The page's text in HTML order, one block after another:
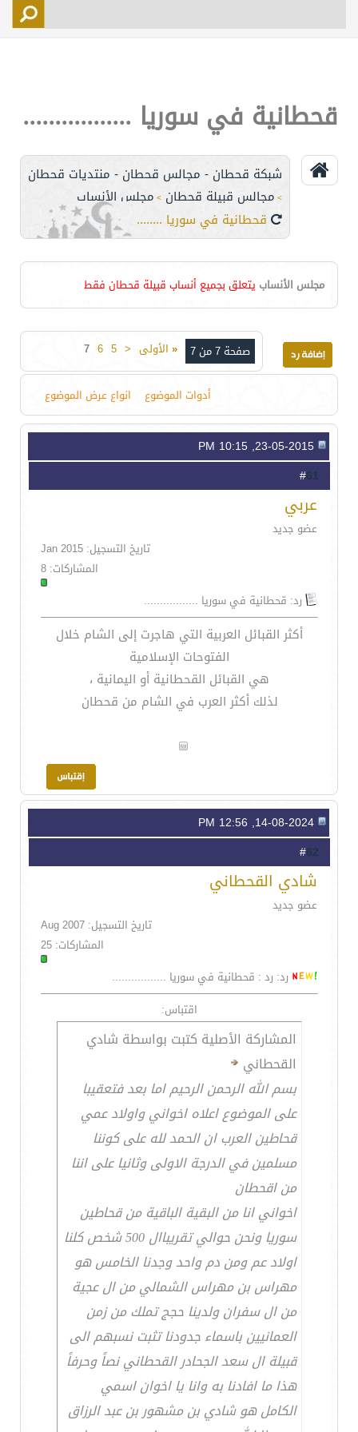
اتصل بنا
قحطانية في سوريا .................
شبكة قحطان - مجالس قحطان - منتديات قحطان
> مجالس قبيلة قحطان > مجلس الأنساب
قحطانية في سوريا .................
مجلس الأنساب يتعلق بجميع أنساب قبيلة قحطان فقط
صفحة 7 من 7 « الأولى <
5
6
7
أدوات الموضوع انواع عرض الموضوع
61
عربي
عضو جديد
تاريخ التسجيل: Jan 2015
المشاركات: 8
رد: قحطانية في سوريا .................
أكثر القبائل العربية التي هاجرت إلى الشام خلال
الفتوحات الإسلامية
هي القبائل القحطانية أو اليمانية ،
لذلك أكثر العرب في الشام من قحطان
62
شادي القحطاني
عضو جديد
تاريخ التسجيل: Aug 2007
المشاركات: 25
رد: رد : قحطانية في سوريا .................
اقتباس:
المشاركة الأصلية كتبت بواسطة شادي
القحطاني
بسم الله الرحمن الرحيم اما بعد فتعقيبا
على الموضوع اعلاه اخواني واولاد عمي
قحاطين العرب ان الحمد لله على كوننا
مسلمين في الدرجة الاولى وثانيا على اننا
من اقحطان
اخواني انا من البقية الباقية من قحاطين
سوريا ونحن حوالي تقريباال 500 شخص كلنا
اولاد عم ومن دم واحد وجدنا الخامس هو
مهراس بن مهراس الشمالي من ال عجية
من ال سفران ولدينا حجج تملك من زمن
العمانيين باسماء جدودنا تثبت نسبهم الى
قبيلة ال سعد الجحادر القحطاني نصاً وحرفاً
هذا ما افادنا به وانا يا اخوان اسمي
الكامل هو شادي بن مشهور بن عبد الرزاق